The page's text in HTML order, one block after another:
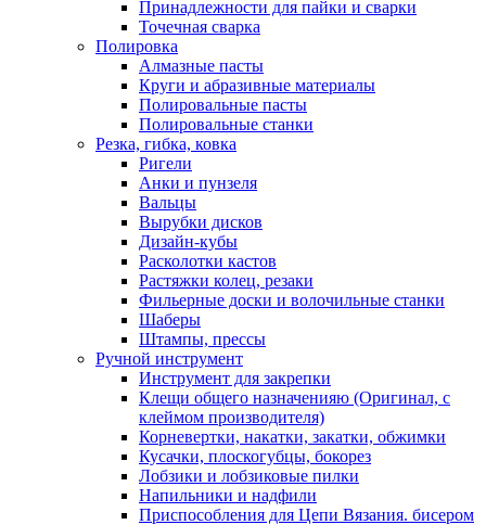
Принадлежности для пайки и сварки
Точечная сварка
Полировка
Алмазные пасты
Круги и абразивные материалы
Полировальные пасты
Полировальные станки
Резка, гибка, ковка
Ригели
Анки и пунзеля
Вальцы
Вырубки дисков
Дизайн-кубы
Расколотки кастов
Растяжки колец, резаки
Фильерные доски и волочильные станки
Шаберы
Штампы, прессы
Ручной инструмент
Инструмент для закрепки
Клещи общего назначенияю (Оригинал, с
клеймом производителя)
Корневертки, накатки, закатки, обжимки
Кусачки, плоскогубцы, бокорез
Лобзики и лобзиковые пилки
Напильники и надфили
Приспособления для Цепи Вязания. бисером